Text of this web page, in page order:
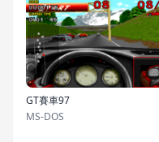
GT賽車97
MS-DOS